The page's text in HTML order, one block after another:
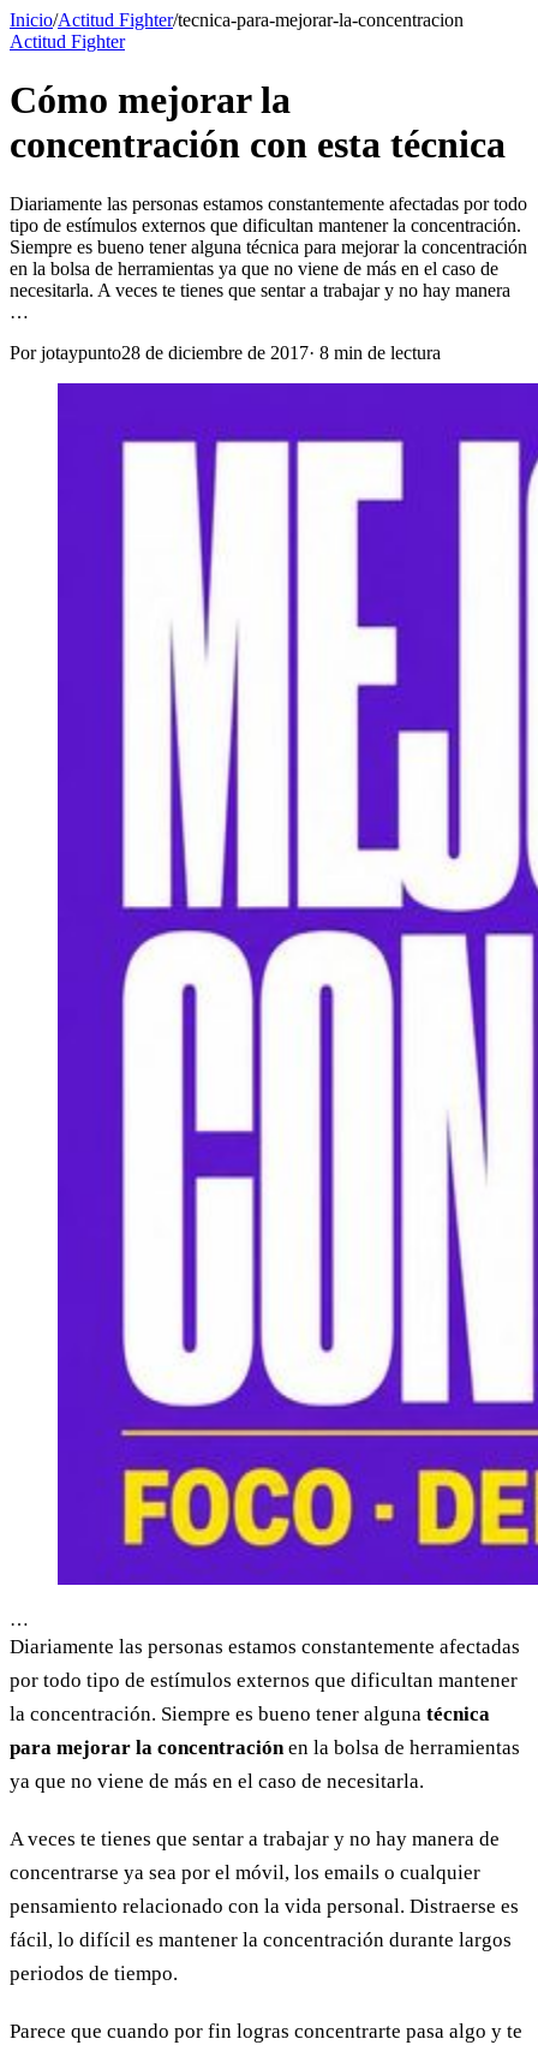
Inicio/Actitud Fighter/tecnica-para-mejorar-la-concentracion
Actitud Fighter
Cómo mejorar la
concentración con esta técnica
Diariamente las personas estamos constantemente afectadas por todo
tipo de estímulos externos que dificultan mantener la concentración.
Siempre es bueno tener alguna técnica para mejorar la concentración
en la bolsa de herramientas ya que no viene de más en el caso de
necesitarla. A veces te tienes que sentar a trabajar y no hay manera
…
Porjotaypunto28 de diciembre de 2017· 8 min de lectura
…
Diariamente las personas estamos constantemente afectadas
por todo tipo de estímulos externos que dificultan mantener
la concentración. Siempre es bueno tener alguna técnica
para mejorar la concentraciónen la bolsa de herramientas
ya que no viene de más en el caso de necesitarla.
A veces te tienes que sentar a trabajar y no hay manera de
concentrarse ya sea por el móvil, los emails o cualquier
pensamiento relacionado con la vida personal. Distraerse es
fácil, lo difícil es mantener la concentración durante largos
periodos de tiempo.
Parece que cuando por fin logras concentrarte pasa algo y te